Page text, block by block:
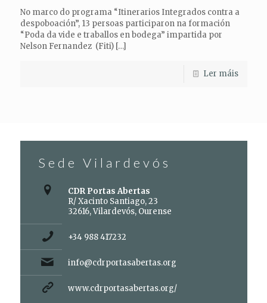
No marco do programa “Itinerarios Integrados contra a
despoboación”, 13 persoas participaron na formación
“Poda da vide e traballos en bodega” impartida por
Nelson Fernandez (Fiti)[…]
Ler máis
Sede Vilardevós
CDR Portas Abertas
R/ Xacinto Santiago, 23
32616, Vilardevós, Ourense
+34 988 417232
info@cdrportasabertas.org
www.cdrportasabertas.org/